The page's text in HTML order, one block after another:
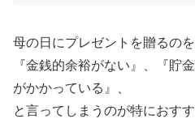
母の日にプレゼントを贈るの
『金銭的余裕がない』、『貯
がかかっている』、
と言ってしまうのが特におす